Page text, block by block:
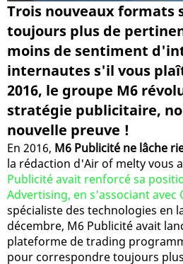
Trois nouveaux formats
toujours plus de
moins de sentiment
internautes s'il vous
2016, le groupe M6
stratégie publicitaire,
nouvelle preuve !
En 2016, M6 Publicité ne lâche
la rédaction d'Air of melty vous
Publicité avait renforcé sa
Advertising, en s'associant
spécialiste des technologies en
décembre, M6 Publicité avait
plateforme de trading
pour correspondre toujours